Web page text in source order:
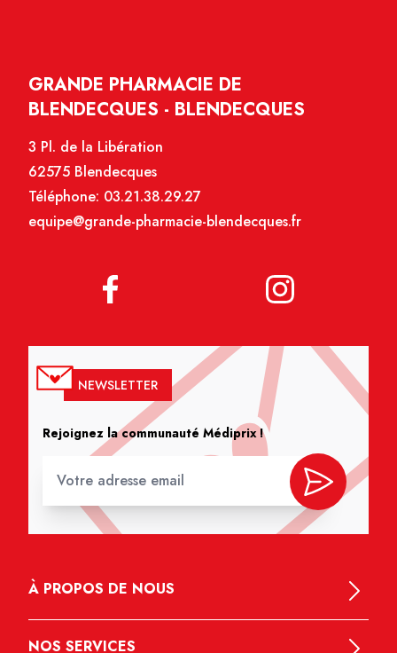
GRANDE PHARMACIE DE
BLENDECQUES - BLENDECQUES
3 Pl. de la Libération
62575 Blendecques
Téléphone: 03.21.38.29.27
equipe@grande-pharmacie-blendecques.fr
NEWSLETTER
Rejoignez la communauté Médiprix !
À PROPOS DE NOUS
NOS SERVICES